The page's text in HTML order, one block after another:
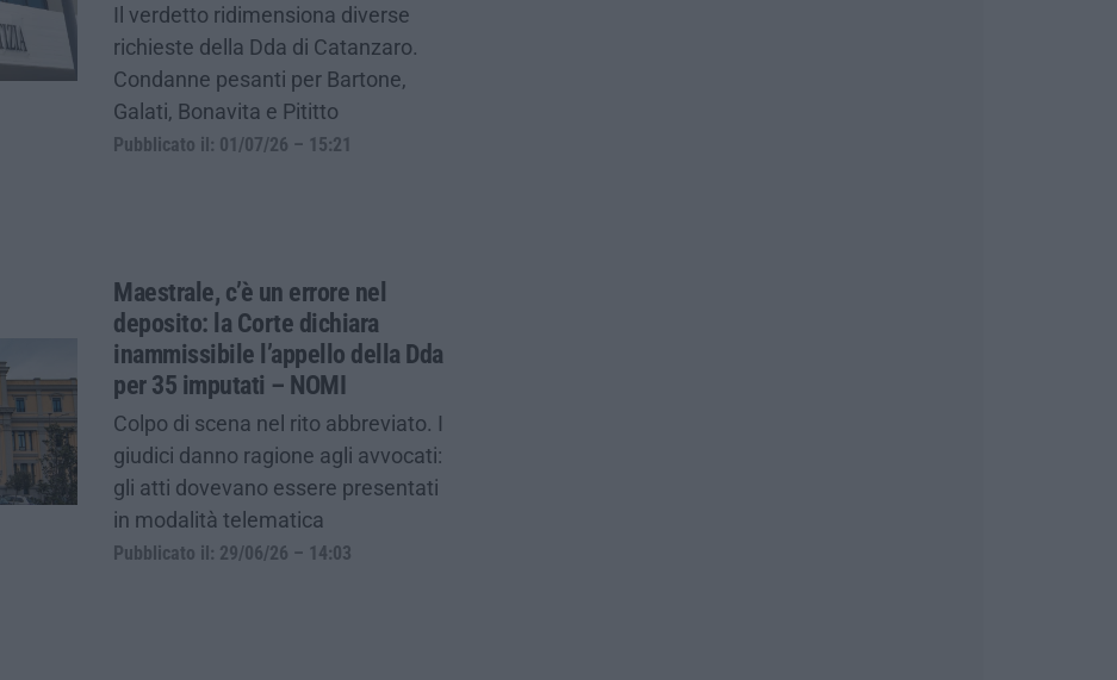
Il verdetto ridimensiona diverse
richieste della Dda di Catanzaro.
Condanne pesanti per Bartone,
Galati, Bonavita e Pititto
Pubblicato il: 01/07/26 – 15:21
Maestrale, c’è un errore nel
deposito: la Corte dichiara
inammissibile l’appello della Dda
per 35 imputati – NOMI
Colpo di scena nel rito abbreviato. I
giudici danno ragione agli avvocati:
gli atti dovevano essere presentati
in modalità telematica
Pubblicato il: 29/06/26 – 14:03